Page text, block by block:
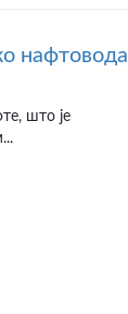
нафтовода
што је